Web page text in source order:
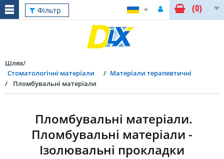
Фільтр (0)
Шлях
Стоматологічні матеріали
Матеріали терапевтичні
Пломбувальні матеріали
Пломбувальні матеріали.
Пломбувальні матеріали -
Ізолювальні прокладки
Скинути